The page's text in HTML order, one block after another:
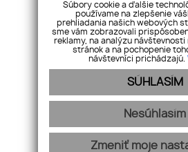
Pridajte si
© DASH reality s. r. o. Všetky
Súbory cookie a ďalšie
používame na zlepšenie
prehliadania našich webových
sme vám zobrazovali
reklamy, na analýzu
stránok a na pochopenie
návštevníci prichádzajú.
SÚHLASÍM
Nesúhlasím
Zmeniť moje